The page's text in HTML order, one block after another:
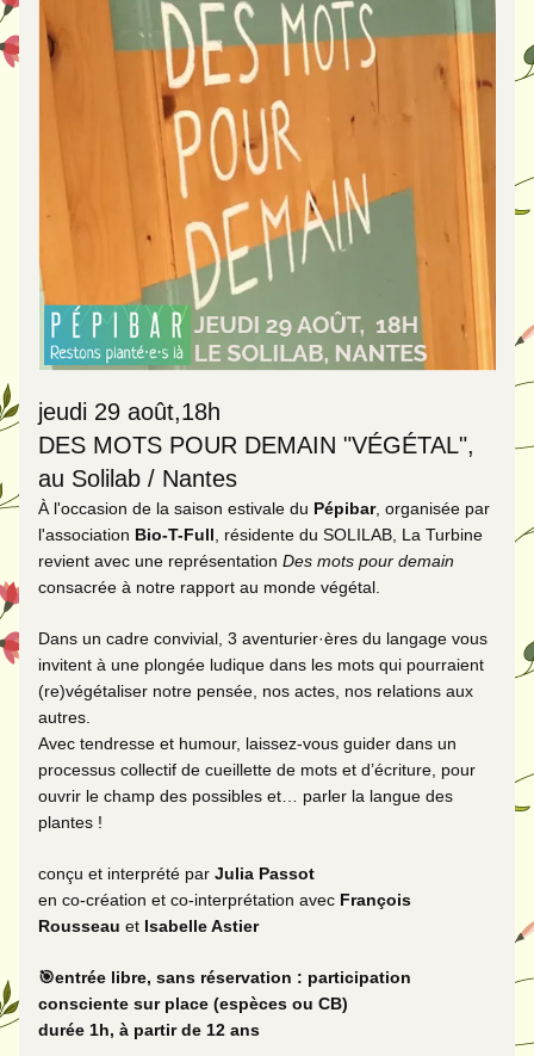
jeudi 29 août,18h
DES MOTS POUR DEMAIN "VÉGÉTAL",
au Solilab / Nantes
À l'occasion de la saison estivale du Pépibar, organisée par
l'association Bio-T-Full , résidente du SOLILAB, La Turbine
revient avec une représentation Des mots pour demain
consacrée à notre rapport au monde végétal.
Dans un cadre convivial, 3 aventurier·ères du langage vous
invitent à une plongée ludique dans les mots qui pourraient
(re)végétaliser notre pensée, nos actes, nos relations aux
autres.
Avec tendresse et humour, laissez-vous guider dans un
processus collectif de cueillette de mots et d’écriture, pour
ouvrir le champ des possibles et… parler la langue des
plantes !
conçu et interprété par Julia Passot
en co-création et co-interprétation avec François
Rousseau et Isabelle Astier
🎯entrée libre, sans réservation : participation
consciente sur place (espèces ou CB)
durée 1h, à partir de 12 ans